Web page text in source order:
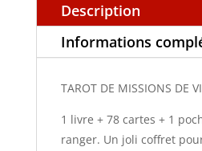
Description
Informations
TAROT DE MISSIONS DE
1 livre + 78 cartes + 1
ranger. Un joli coffret